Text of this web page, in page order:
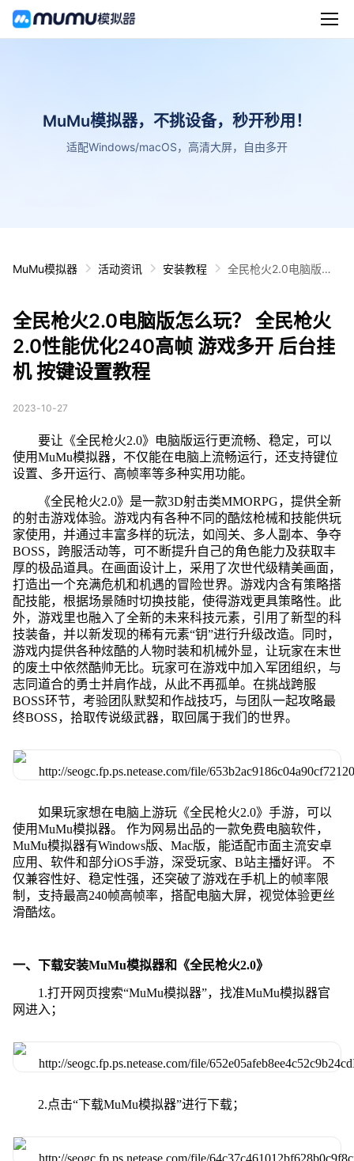
MuMu模拟器，不挑设备，秒开秒用！
适配Windows/macOS，高清大屏，自由多开
MuMu模拟器 活动资讯 安装教程
全民枪火2.0电脑版怎
开 后台挂机 按键设置
教程
全民枪火2.0电脑版怎么玩？ 全民枪火
2.0性能优化240高帧 游戏多开 后台挂
机 按键设置教程
2023-10-27
要让《全民枪火2.0》电脑版运行更流畅、稳定，可以
使用MuMu模拟器，不仅能在电脑上流畅运行，还支持键位
设置、多开运行、高帧率等多种实用功能。
《全民枪火2.0》是一款3D射击类MMORPG，提供全新
的射击游戏体验。游戏内有各种不同的酷炫枪械和技能供玩
家使用，并通过丰富多样的玩法，如闯关、多人副本、争夺
BOSS，跨服活动等，可不断提升自己的角色能力及获取丰
厚的极品道具。在画面设计上，采用了次世代级精美画面，
打造出一个充满危机和机遇的冒险世界。游戏内含有策略搭
配技能，根据场景随时切换技能，使得游戏更具策略性。此
外，游戏里也融入了全新的未来科技元素，引用了新型的科
技装备，并以新发现的稀有元素“钥”进行升级改造。同时，
游戏内提供各种炫酷的人物时装和机械外显，让玩家在末世
的废土中依然酷帅无比。玩家可在游戏中加入军团组织，与
志同道合的勇士并肩作战，从此不再孤单。在挑战跨服
BOSS环节，考验团队默契和作战技巧，与团队一起攻略最
终BOSS，拾取传说级武器，取回属于我们的世界。
如果玩家想在电脑上游玩《全民枪火2.0》手游，可以
使用MuMu模拟器。 作为网易出品的一款免费电脑软件，
MuMu模拟器有Windows版、Mac版，能适配市面主流安卓
应用、软件和部分iOS手游，深受玩家、B站主播好评。 不
仅兼容性好、稳定性强，还突破了游戏在手机上的帧率限
制，支持最高240帧高帧率，搭配电脑大屏，视觉体验更丝
滑酷炫。
一、下载安装MuMu模拟器和《全民枪火2.0》
1.打开网页搜索“MuMu模拟器”，找准MuMu模拟器官
网进入；
2.点击“下载MuMu模拟器”进行下载；